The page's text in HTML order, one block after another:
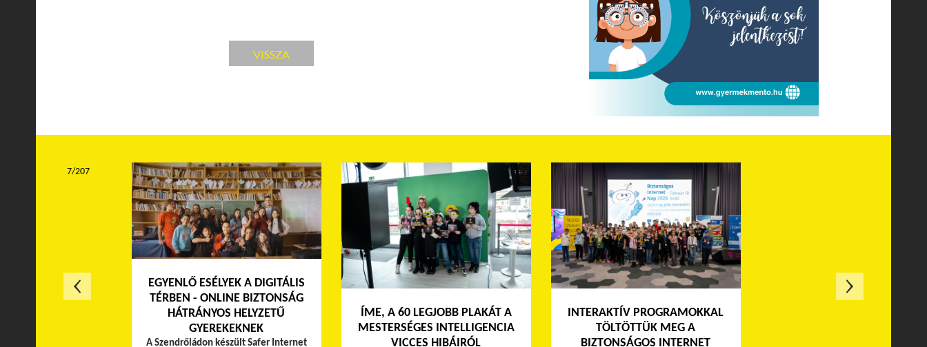
VISSZA
EGYENLŐ ESÉLYEK A DIGITÁLIS
TÉRBEN - ONLINE BIZTONSÁG
HÁTRÁNYOS HELYZETŰ
GYEREKEKNEK
A Szendrőládon készült Safer Internet
ÍME, A 60 LEGJOBB PLAKÁT A
MESTERSÉGES INTELLIGENCIA
VICCES HIBÁIRÓL
INTERAKTÍV PROGRAMOKKAL
TÖLTÖTTÜK MEG A
BIZTONSÁGOS INTERNET
7/207